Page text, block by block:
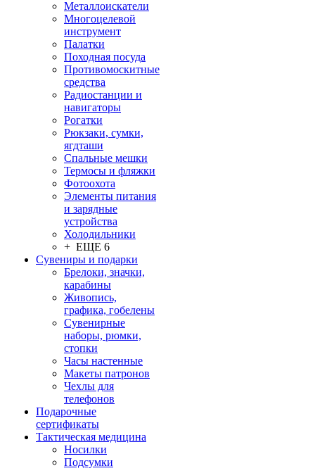
Металлоискатели
Многоцелевой
инструмент
Палатки
Походная посуда
Противомоскитные
средства
Радиостанции и
навигаторы
Рогатки
Рюкзаки, сумки,
ягдташи
Спальные мешки
Термосы и фляжки
Фотоохота
Элементы питания
и зарядные
устройства
Холодильники
+ ЕЩЕ 6
Сувениры и подарки
Брелоки, значки,
карабины
Живопись,
графика, гобелены
Сувенирные
наборы, рюмки,
стопки
Часы настенные
Макеты патронов
Чехлы для
телефонов
Подарочные
сертификаты
Тактическая медицина
Носилки
Подсумки